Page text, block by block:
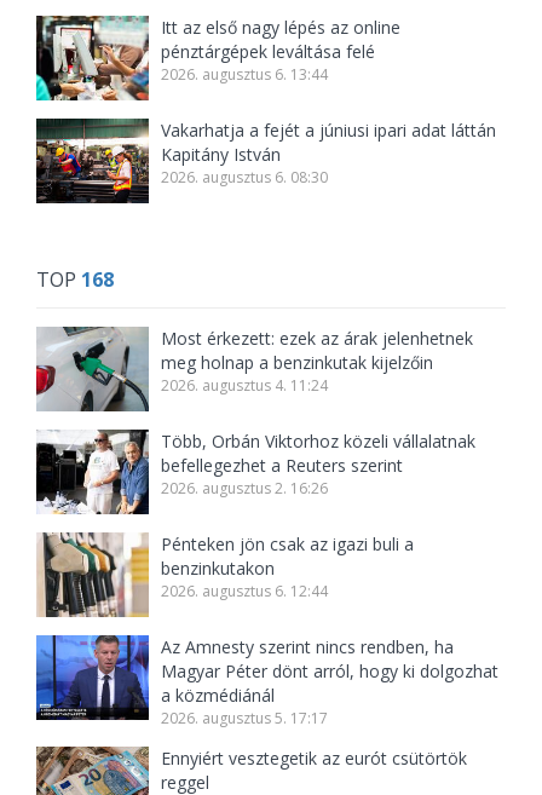
Itt az első nagy lépés az online
pénztárgépek leváltása felé
2026. augusztus 6. 13:44
Vakarhatja a fejét a júniusi ipari adat láttán
Kapitány István
2026. augusztus 6. 08:30
TOP 168
Most érkezett: ezek az árak jelenhetnek
meg holnap a benzinkutak kijelzőin
2026. augusztus 4. 11:24
Több, Orbán Viktorhoz közeli vállalatnak
befellegezhet a Reuters szerint
2026. augusztus 2. 16:26
Pénteken jön csak az igazi buli a
benzinkutakon
2026. augusztus 6. 12:44
Az Amnesty szerint nincs rendben, ha
Magyar Péter dönt arról, hogy ki dolgozhat
a közmédiánál
2026. augusztus 5. 17:17
Ennyiért vesztegetik az eurót csütörtök
reggel